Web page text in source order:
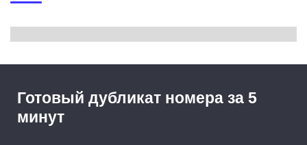
Готовый дубликат номера за 5
минут